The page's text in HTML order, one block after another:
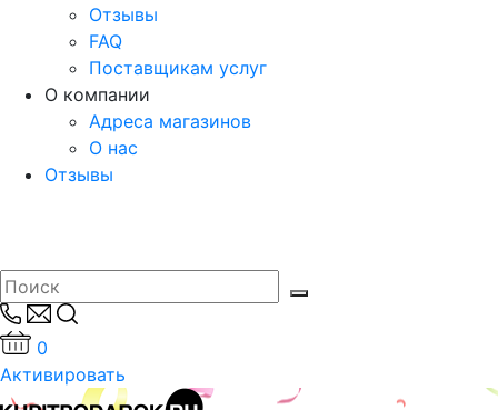
Отзывы
FAQ
Поставщикам услуг
О компании
Адреса магазинов
О нас
Отзывы
0
Активировать